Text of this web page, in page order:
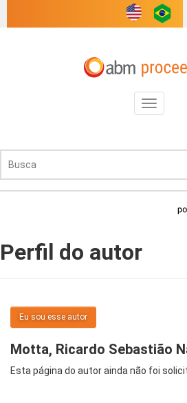
Toggle
Perfil do autor
Eu sou esse autor
Motta, Ricardo Sebastião
Esta página do autor ainda não foi